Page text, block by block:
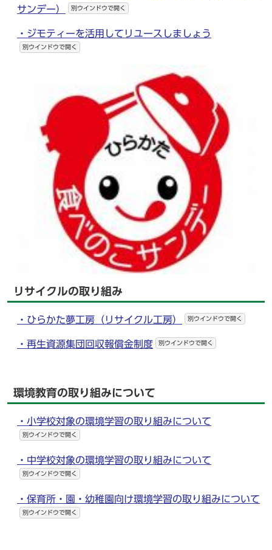
サンデー）
別ウインドウで開く
・ジモティーを活用してリユースしましょう
別ウインドウで開く
リサイクルの取り組み
・ひらかた夢工房（リサイクル工房） 別ウインドウで開く
・再生資源集団回収報償金制度 別ウインドウで開く
環境教育の取り組みについて
・小学校対象の環境学習の取り組みについて
別ウインドウで開く
・中学校対象の環境学習の取り組みについて
別ウインドウで開く
・保育所・園・幼稚園向け環境学習の取り組みについて
別ウインドウで開く